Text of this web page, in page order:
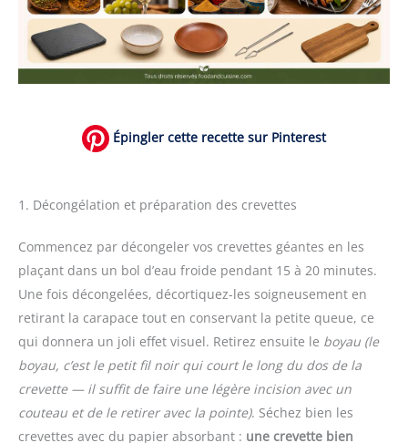
Épingler cette recette sur Pinterest
1. Décongélation et préparation des crevettes
Commencez par décongeler vos crevettes géantes en les
plaçant dans un bol d’eau froide pendant 15 à 20 minutes.
Une fois décongelées, décortiquez-les soigneusement en
retirant la carapace tout en conservant la petite queue, ce
qui donnera un joli effet visuel. Retirez ensuite le boyau (le
boyau, c’est le petit fil noir qui court le long du dos de la
crevette — il suffit de faire une légère incision avec un
couteau et de le retirer avec la pointe). Séchez bien les
crevettes avec du papier absorbant : une crevette bien